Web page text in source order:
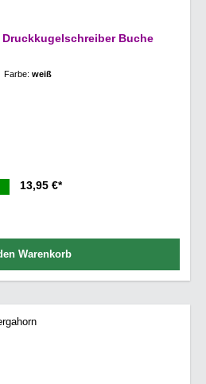
Druckkugelschreiber Buche
Farbe: weiß
13,95 €*
Warenkorb